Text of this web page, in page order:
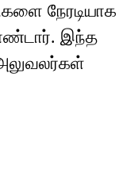
நேரடியாக
இந்த